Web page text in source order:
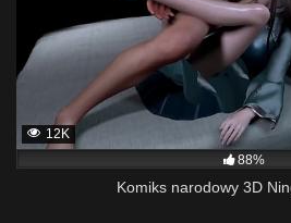
12K
88%
Komiks narodowy 3D